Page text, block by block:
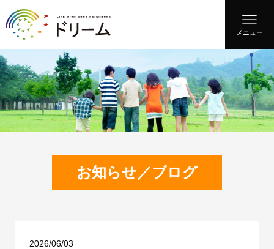
メニュー
お知らせ／ブログ
2026/06/03